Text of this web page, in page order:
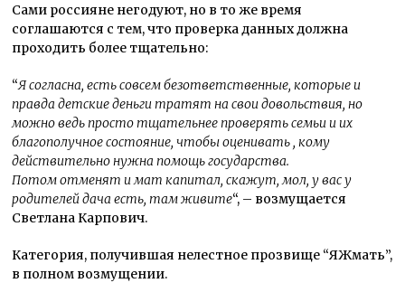
Сами россияне негодуют, но в то же время
соглашаются с тем, что проверка данных должна
проходить более тщательно:
“Я согласна, есть совсем безответственные, которые и
правда детские деньги тратят на свои довольствия, но
можно ведь просто тщательнее проверять семьи и их
благополучное состояние, чтобы оценивать , кому
действительно нужна помощь государства.
Потом отменят и мат капитал, скажут, мол, у вас у
родителей дача есть, там живите“, – возмущается
Светлана Карпович.
Категория, получившая нелестное прозвище “ЯЖмать”,
в полном возмущении.